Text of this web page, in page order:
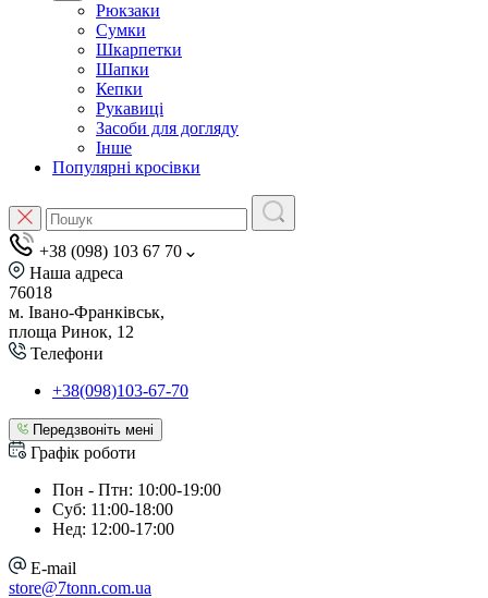
Рюкзаки
Сумки
Шкарпетки
Шапки
Кепки
Рукавиці
Засоби для догляду
Інше
Популярні кросівки
+38 (098) 103 67 70
Наша адреса
76018
м. Івано-Франківськ,
площа Ринок, 12
Телефони
+38(098)103-67-70
Передзвоніть мені
Графік роботи
Пон - Птн: 10:00-19:00
Суб: 11:00-18:00
Нед: 12:00-17:00
E-mail
store@7tonn.com.ua